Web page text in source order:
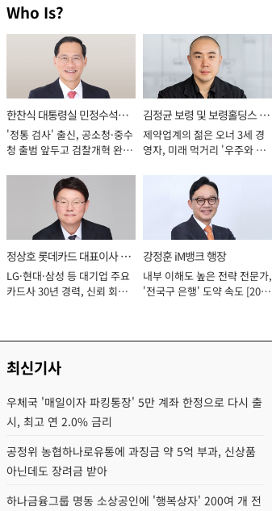
Who Is?
한찬식 대통령실 민정수석비
서관
'정통 검사' 출신, 공소청·중수
청 출범 앞두고 검찰개혁 완수
김정균 보령 및 보령홀딩스 대
표이사 사장
제약업계의 젊은 오너 3세 경
영자, 미래 먹거리 '우주와 헬
정상호 롯데카드 대표이사 사
장
LG·현대·삼성 등 대기업 주요
카드사 30년 경력, 신뢰 회복
강정훈 iM뱅크 행장
내부 이해도 높은 전략 전문가,
'전국구 은행' 도약 속도 [2026
최신기사
우체국 '매일이자 파킹통장' 5만 계좌 한정으로 다시 출
시, 최고 연 2.0% 금리
공정위 농협하나로유통에 과징금 약 5억 부과, 신상품
아닌데도 장려금 받아
하나금융그룹 명동 소상공인에 '행복상자' 200여 개 전